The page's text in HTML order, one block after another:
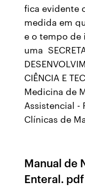
fica evidente
medida em
e o tempo de
uma
CIÊNCIA E
Medicina de
Assistencial -
Clínicas de
Manual de
Enteral.